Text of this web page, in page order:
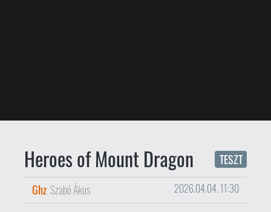
világa. Ezeket – talán a stílus
prezentáció miatt – elég sokáig
csúnyán hanyagolta az ipar, de
pár éve újra erőre kapott a műfaj,
és a jobbnál jobb próbálkozások